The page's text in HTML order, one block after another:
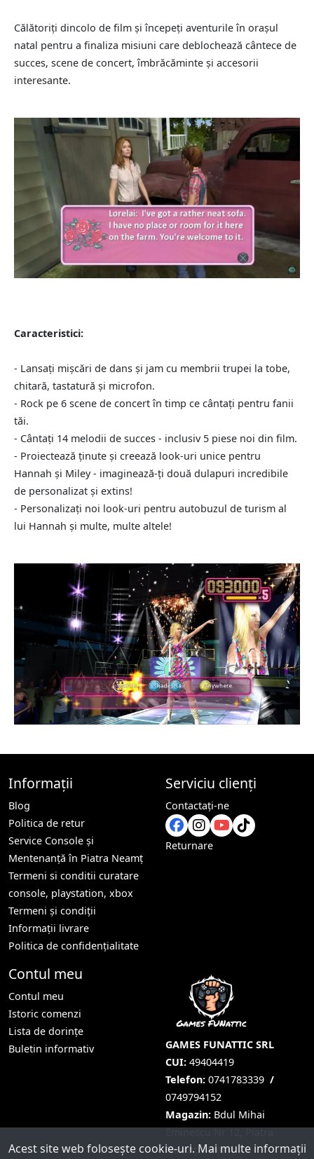
Călătoriți dincolo de film și începeți aventurile în orașul
natal pentru a finaliza misiuni care deblochează cântece de
succes, scene de concert, îmbrăcăminte și accesorii
interesante.
Caracteristici:
- Lansați mișcări de dans și jam cu membrii trupei la tobe,
chitară, tastatură și microfon.
- Rock pe 6 scene de concert în timp ce cântați pentru fanii
tăi.
- Cântați 14 melodii de succes - inclusiv 5 piese noi din film.
- Proiectează ținute și creează look-uri unice pentru
Hannah și Miley - imaginează-ți două dulapuri incredibile
de personalizat și extins!
- Personalizați noi look-uri pentru autobuzul de turism al
lui Hannah și multe, multe altele!
Informații
Blog
Politica de retur
Service Console și
Mentenanță în Piatra Neamț
Termeni si conditii curatare
console, playstation, xbox
Termeni și condiții
Informații livrare
Politica de confidențialitate
Serviciu clienți
Contactaţi-ne
Returnare
Contul meu
Contul meu
Istoric comenzi
Lista de dorințe
Buletin informativ
GAMES FUNATTIC SRL
CUI: 49404419
Telefon: 0741783339 /
0749794152
Magazin: Bdul Mihai
Eminescu Nr 12, Piatra
Neamț, Neamț
Acest site web folosește cookie-uri. Mai multe informații